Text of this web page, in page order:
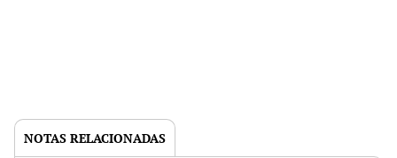
NOTAS RELACIONADAS